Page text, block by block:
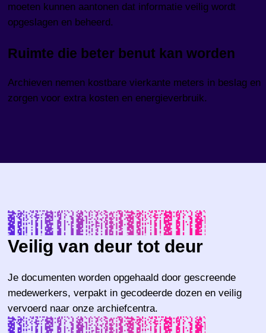
moeten kunnen aantonen dat informatie veilig wordt
opgeslagen en beheerd.
Ruimte die beter benut kan worden
Archieven nemen kostbare vierkante meters in beslag en
zorgen voor extra kosten en energieverbruik.
Veilig van deur tot deur
Je documenten worden opgehaald door gescreende
medewerkers, verpakt in gecodeerde dozen en veilig
vervoerd naar onze archiefcentra.